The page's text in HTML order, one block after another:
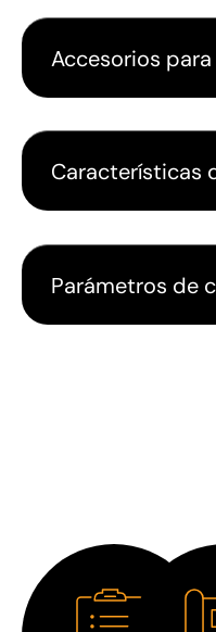
Accesorios para
Características
Parámetros de